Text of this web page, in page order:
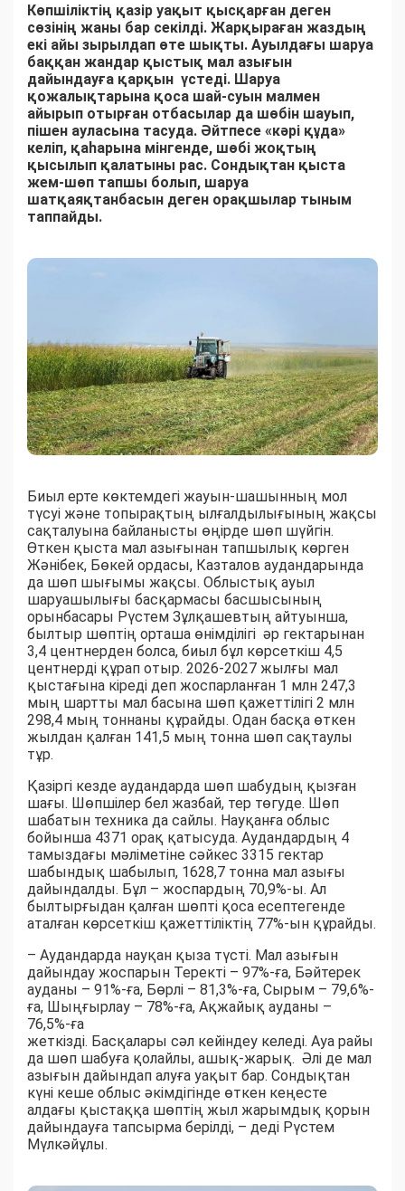
Көпшіліктің қазір уақыт қысқарған деген
сөзінің жаны бар секілді. Жарқыраған жаздың
екі айы зырылдап өте шықты. Ауылдағы шаруа
баққан жандар қыстық мал азығын
дайындауға қарқын үстеді. Шаруа
қожалықтарына қоса шай-суын малмен
айырып отырған отбасылар да шөбін шауып,
пішен ауласына тасуда. Әйтпесе «кәрі құда»
келіп, қаһарына мінгенде, шөбі жоқтың
қысылып қалатыны рас. Сондықтан қыста
жем-шөп тапшы болып, шаруа
шатқаяқтанбасын деген орақшылар тыным
таппайды.
Биыл ерте көктемдегі жауын-шашынның мол
түсуі және топырақтың ылғалдылығының жақсы
сақталуына байланысты өңірде шөп шүйгін.
Өткен қыста мал азығынан тапшылық көрген
Жәнібек, Бөкей ордасы, Казталов аудандарында
да шөп шығымы жақсы. Облыстық ауыл
шаруашылығы басқармасы басшысының
орынбасары Рүстем Зұлқашевтың айтуынша,
былтыр шөптің орташа өнімділігі әр гектарынан
3,4 центнерден болса, биыл бұл көрсеткіш 4,5
центнерді құрап отыр. 2026-2027 жылғы мал
қыстағына кіреді деп жоспарланған 1 млн 247,3
мың шартты мал басына шөп қажеттілігі 2 млн
298,4 мың тоннаны құрайды. Одан басқа өткен
жылдан қалған 141,5 мың тонна шөп сақтаулы
тұр.
Қазіргі кезде аудандарда шөп шабудың қызған
шағы. Шөпшілер бел жазбай, тер төгуде. Шөп
шабатын техника да сайлы. Науқанға облыс
бойынша 4371 орақ қатысуда. Аудандардың 4
тамыздағы мәліметіне сәйкес 3315 гектар
шабындық шабылып, 1628,7 тонна мал азығы
дайындалды. Бұл – жоспардың 70,9%-ы. Ал
былтырғыдан қалған шөпті қоса есептегенде
аталған көрсеткіш қажеттіліктің 77%-ын құрайды.
– Аудандарда науқан қыза түсті. Мал азығын
дайындау жоспарын Теректі – 97%-ға, Бәйтерек
ауданы – 91%-ға, Бөрлі – 81,3%-ға, Сырым – 79,6%-
ға, Шыңғырлау – 78%-ға, Ақжайық ауданы –
76,5%-ға
жеткізді. Басқалары сәл кейіндеу келеді. Ауа райы
да шөп шабуға қолайлы, ашық-жарық. Әлі де мал
азығын дайындап алуға уақыт бар. Сондықтан
күні кеше облыс әкімдігінде өткен кеңесте
алдағы қыстаққа шөптің жыл жарымдық қорын
дайындауға тапсырма берілді, – деді Рүстем
Мүлкәйұлы.